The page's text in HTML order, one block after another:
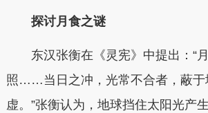
探讨月食之谜
东汉张衡在《灵宪》中提出：“
照……当日之冲，光常不合者，蔽于
虚。”张衡认为，地球挡住太阳光产